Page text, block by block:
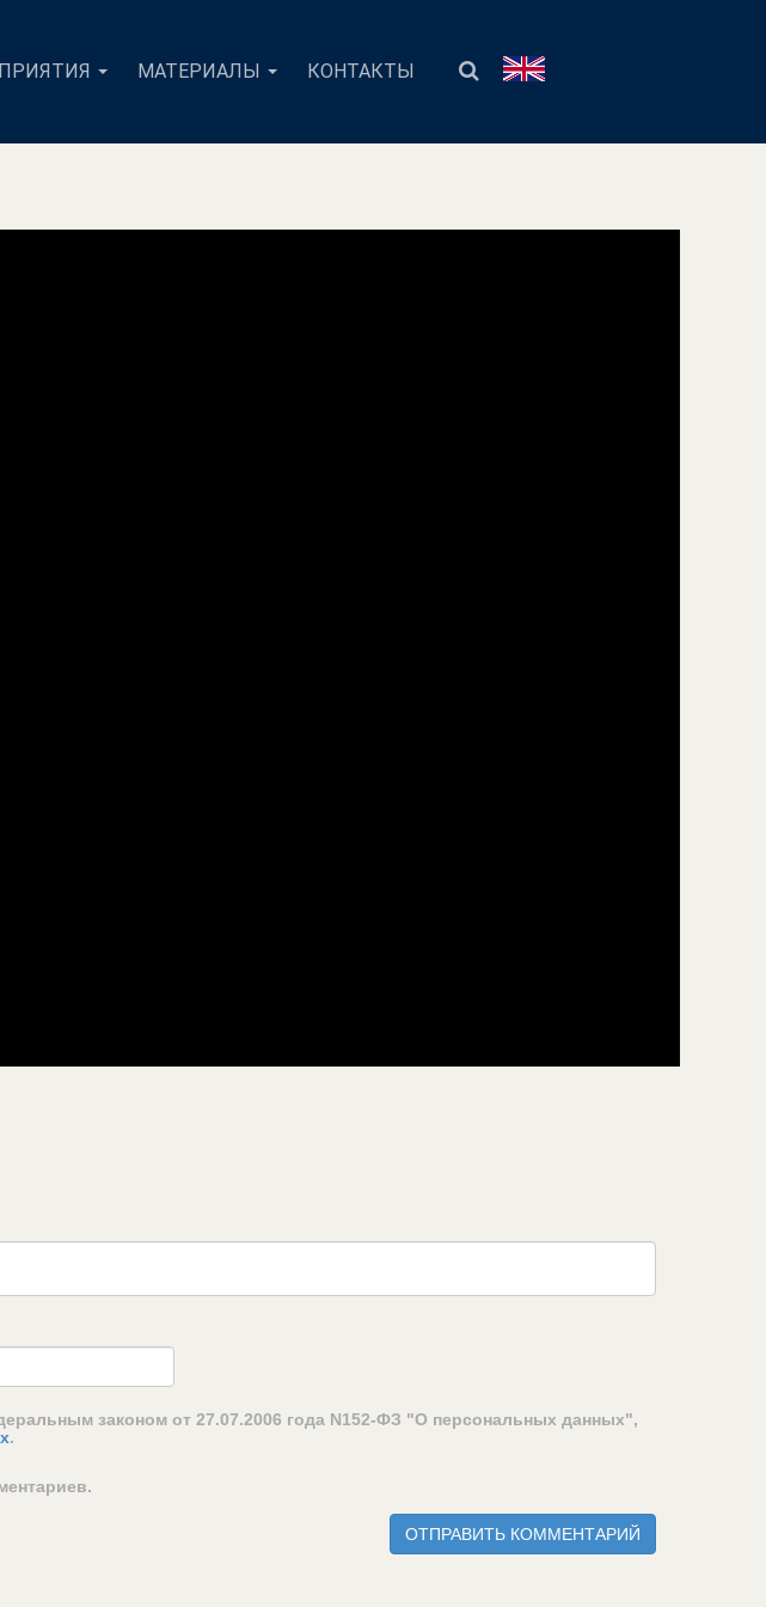
МАТЕРИАЛЫ КОНТАКТЫ
законом от 27.07.2006 года N152-ФЗ "О персональных данных",
.